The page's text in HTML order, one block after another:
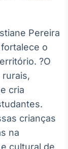
Pereira
o
?O
rurais,
cria
crianças
na
cultural de